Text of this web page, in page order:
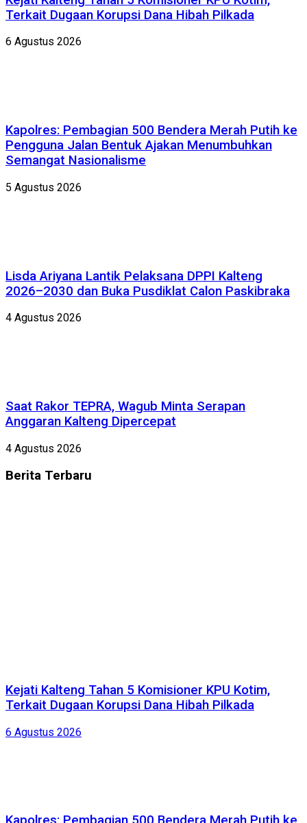
Terkait Dugaan Korupsi Dana Hibah Pilkada
6 Agustus 2026
Kapolres: Pembagian 500 Bendera Merah Putih ke
Pengguna Jalan Bentuk Ajakan Menumbuhkan
Semangat Nasionalisme
5 Agustus 2026
Lisda Ariyana Lantik Pelaksana DPPI Kalteng
2026–2030 dan Buka Pusdiklat Calon Paskibraka
4 Agustus 2026
Saat Rakor TEPRA, Wagub Minta Serapan
Anggaran Kalteng Dipercepat
4 Agustus 2026
Berita Terbaru
Kejati Kalteng Tahan 5 Komisioner KPU Kotim,
Terkait Dugaan Korupsi Dana Hibah Pilkada
6 Agustus 2026